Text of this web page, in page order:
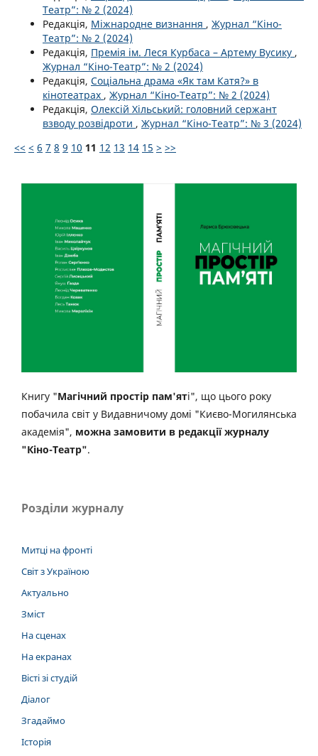
Театр”: № 2 (2024)
Редакція, Міжнародне визнання , Журнал “Кіно-
Театр”: № 2 (2024)
Редакція, Премія ім. Леся Курбаса – Артему Вусику ,
Журнал “Кіно-Театр”: № 2 (2024)
Редакція, Соціальна драма «Як там Катя?» в
кінотеатрах , Журнал “Кіно-Театр”: № 2 (2024)
Редакція, Олексій Хільський: головний сержант
взводу розвідроти , Журнал “Кіно-Театр”: № 3 (2024)
<< < 6 7 8 9 10 11 12 13 14 15 > >>
Книгу "Магічний простір пам'яті", що цього року
побачила світ у Видавничому домі "Києво-Могилянська
академія", можна замовити в редакції журналу
"Кіно-Театр".
Розділи журналу
Митці на фронті
Світ з Україною
Актуально
Зміст
На сценах
На екранах
Вісті зі студій
Діалог
Згадаймо
Історія